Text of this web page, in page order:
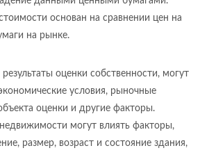
основан на сравнении цен на
на рынке.
оценки собственности, могут
условия, рыночные
оценки и другие факторы.
могут влиять факторы,
размер, возраст и состояние здания,